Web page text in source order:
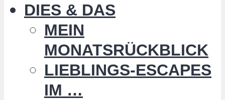
DIES & DAS
MEIN
MONATSRÜCKBLICK
LIEBLINGS-ESCAPES
IM …